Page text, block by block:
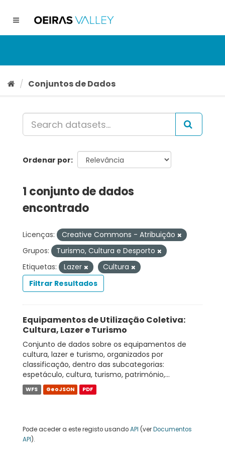
conteúdo
Toggle
Conjuntos de Dados
Ordenar por
1 conjunto de dados
encontrado
Licenças:
Creative Commons - Atribuição
Grupos:
Turismo, Cultura e Desporto
Etiquetas:
Lazer
Cultura
Filtrar Resultados
Equipamentos de Utilização Coletiva:
Cultura, Lazer e Turismo
Conjunto de dados sobre os equipamentos de
cultura, lazer e turismo, organizados por
classificação, dentro das subcategorias:
espetáculo, cultura, turismo, património,...
WFS GeoJSON PDF
Pode aceder a este registo usandoAPI (verDocumentos
API).